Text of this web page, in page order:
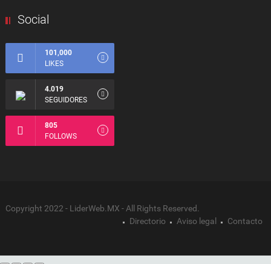
Social
101,000
LIKES
4.019
SEGUIDORES
805
FOLLOWS
Copyright 2022 - LiderWeb.MX - All Rights Reserved.
Directorio
Aviso legal Contacto